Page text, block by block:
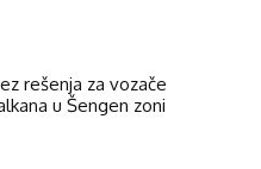
rešenja za vozače
u Šengen zoni